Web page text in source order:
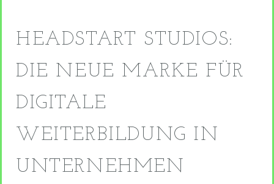
HEADSTART STUDIOS:
DIE NEUE MARKE FÜR
DIGITALE
WEITERBILDUNG IN
UNTERNEHMEN